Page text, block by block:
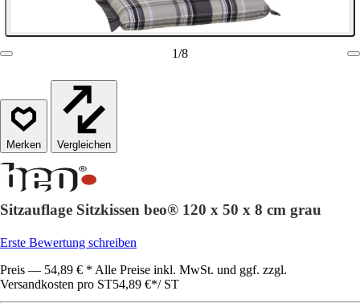
1/8
Vergleichen
Sitzauflage Sitzkissen beo® 120 x 50 x 8 cm grau
Erste Bewertung schreiben
Preis — 54,89 € * Alle Preise inkl. MwSt. und ggf. zzgl.
Versandkosten pro ST54,89 €*/ ST